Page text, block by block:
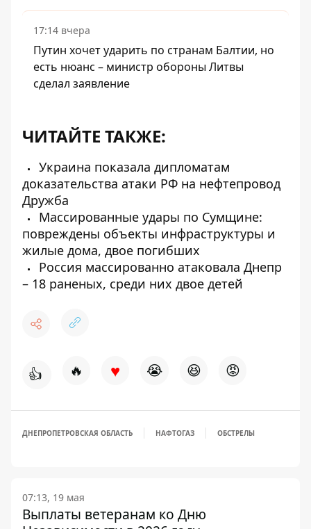
17:14 вчера
Путин хочет ударить по странам Балтии, но
есть нюанс – министр обороны Литвы
сделал заявление
ЧИТАЙТЕ ТАКЖЕ:
Украина показала дипломатам
доказательства атаки РФ на нефтепровод
Дружба
Массированные удары по Сумщине:
повреждены объекты инфраструктуры и
жилые дома, двое погибших
Россия массированно атаковала Днепр
– 18 раненых, среди них двое детей
👍 🔥 ♥ 😭 😆 😡
ДНЕПРОПЕТРОВСКАЯ ОБЛАСТЬ НАФТОГАЗ ОБСТРЕЛЫ
07:13, 19 мая
Выплаты ветеранам ко Дню